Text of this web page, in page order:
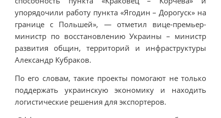
упорядочили работу пункта «Ягодин – Дорогуск» на
границе с Польшей», — отметил вице-премьер-
министр по восстановлению Украины – министр
развития общин, территорий и инфраструктуры
Александр Кубраков.
По его словам, такие проекты помогают не только
поддержать украинскую экономику и находить
логистические решения для экспортеров.